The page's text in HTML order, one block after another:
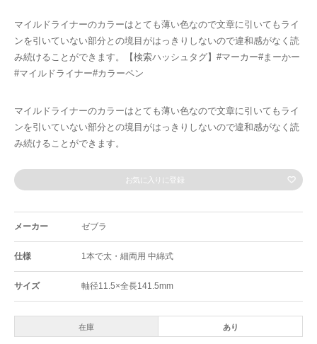
マイルドライナーのカラーはとても薄い色なので文章に引いてもライ
ンを引いていない部分との境目がはっきりしないので違和感がなく読
み続けることができます。【検索ハッシュタグ】#マーカー#まーかー
#マイルドライナー#カラーペン
マイルドライナーのカラーはとても薄い色なので文章に引いてもライ
ンを引いていない部分との境目がはっきりしないので違和感がなく読
み続けることができます。
お気に入りに登録
メーカー ゼブラ
仕様 1本で太・細両用 中綿式
サイズ 軸径11.5×全長141.5mm
在庫 あり